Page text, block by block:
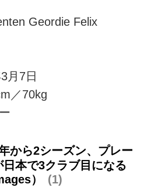
Geordie Felix
月7日
／70kg
から2シーズン、プレー
日本で3クラブ目になる
）
1